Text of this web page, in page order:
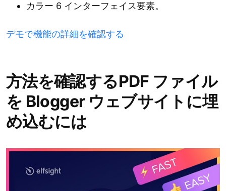
カラー 6 インターフェイス要素。
デモで機能の詳細を確認する
方法を確認するPDF ファイル
を Blogger ウェブサイトに埋
め込むには